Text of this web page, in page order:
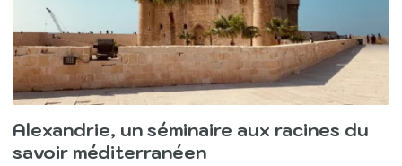
Alexandrie, un séminaire aux racines du
savoir méditerranéen